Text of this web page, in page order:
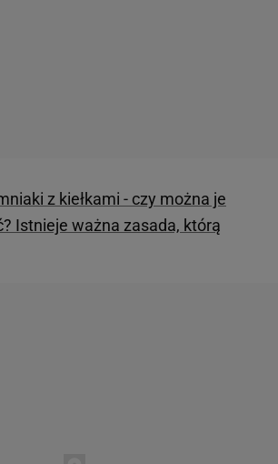
z kiełkami - czy można je
Istnieje ważna zasada, którą